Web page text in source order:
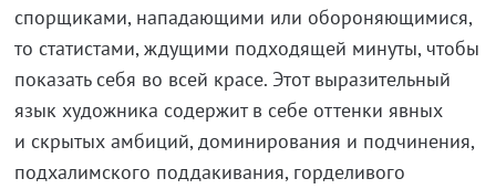
спорщиками, нападающими или обороняющимися,
то статистами, ждущими подходящей минуты, чтобы
показать себя во всей красе. Этот выразительный
язык художника содержит в себе оттенки явных
и скрытых амбиций, доминирования и подчинения,
подхалимского поддакивания, горделивого